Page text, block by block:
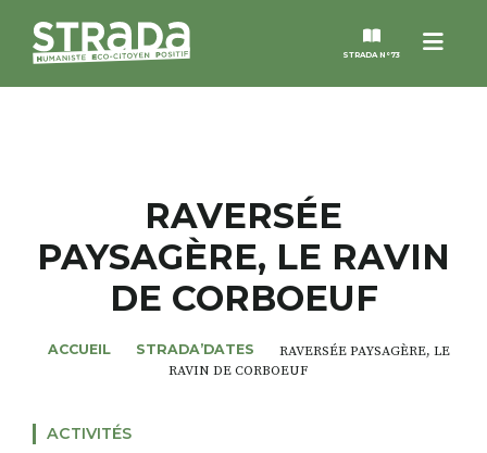
Menu
STRADA N°73
MAGAZINES
NOS THÈMES
RAVERSÉE
PAYSAGÈRE, LE RAVIN
DE CORBOEUF
ACCUEIL STRADA’DATES
RAVERSÉE PAYSAGÈRE, LE
RAVIN DE CORBOEUF
ACTIVITÉS